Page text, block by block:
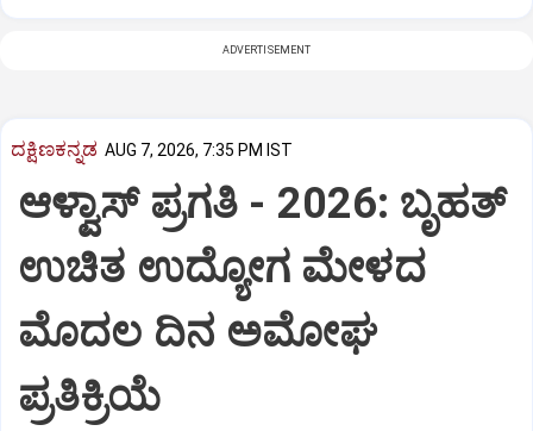
ADVERTISEMENT
ದಕ್ಷಿಣಕನ್ನಡ AUG 7, 2026, 7:35 PM IST
ಆಳ್ವಾಸ್‌ ಪ್ರಗತಿ - 2026: ಬೃಹತ್
ಉಚಿತ ಉದ್ಯೋಗ ಮೇಳದ
ಮೊದಲ ದಿನ ಅಮೋಘ
ಪ್ರತಿಕ್ರಿಯೆ